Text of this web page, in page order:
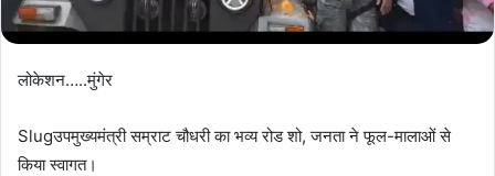
लोकेशन…..मुंगेर
Slugउपमुख्यमंत्री सम्राट चौधरी का भव्य रोड शो, जनता ने फूल-मालाओं से
किया स्वागत।